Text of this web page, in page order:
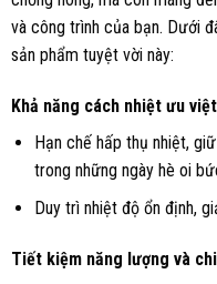
và công trình của bạn. Dưới
sản phẩm tuyệt vời này:
Khả năng cách nhiệt ưu việt
Hạn chế hấp thụ nhiệt,
trong những ngày hè oi
Duy trì nhiệt độ ổn định,
Tiết kiệm năng lượng và